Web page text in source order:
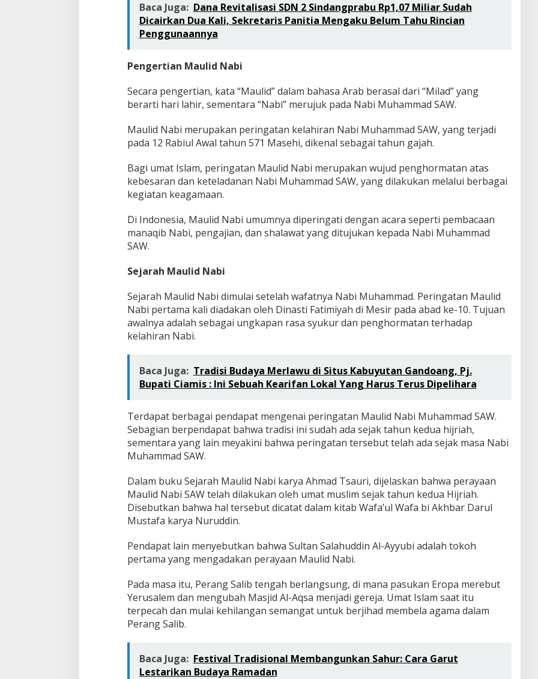
Baca Juga: Dana Revitalisasi SDN 2 Sindangprabu Rp1,07 Miliar Sudah
Dicairkan Dua Kali, Sekretaris Panitia Mengaku Belum Tahu Rincian
Penggunaannya
Pengertian Maulid Nabi
Secara pengertian, kata “Maulid” dalam bahasa Arab berasal dari “Milad” yang
berarti hari lahir, sementara “Nabi” merujuk pada Nabi Muhammad SAW.
Maulid Nabi merupakan peringatan kelahiran Nabi Muhammad SAW, yang terjadi
pada 12 Rabiul Awal tahun 571 Masehi, dikenal sebagai tahun gajah.
Bagi umat Islam, peringatan Maulid Nabi merupakan wujud penghormatan atas
kebesaran dan keteladanan Nabi Muhammad SAW, yang dilakukan melalui berbagai
kegiatan keagamaan.
Di Indonesia, Maulid Nabi umumnya diperingati dengan acara seperti pembacaan
manaqib Nabi, pengajian, dan shalawat yang ditujukan kepada Nabi Muhammad
SAW.
Sejarah Maulid Nabi
Sejarah Maulid Nabi dimulai setelah wafatnya Nabi Muhammad. Peringatan Maulid
Nabi pertama kali diadakan oleh Dinasti Fatimiyah di Mesir pada abad ke-10. Tujuan
awalnya adalah sebagai ungkapan rasa syukur dan penghormatan terhadap
kelahiran Nabi.
Baca Juga: Tradisi Budaya Merlawu di Situs Kabuyutan Gandoang, Pj.
Bupati Ciamis : Ini Sebuah Kearifan Lokal Yang Harus Terus Dipelihara
Terdapat berbagai pendapat mengenai peringatan Maulid Nabi Muhammad SAW.
Sebagian berpendapat bahwa tradisi ini sudah ada sejak tahun kedua hijriah,
sementara yang lain meyakini bahwa peringatan tersebut telah ada sejak masa Nabi
Muhammad SAW.
Dalam buku Sejarah Maulid Nabi karya Ahmad Tsauri, dijelaskan bahwa perayaan
Maulid Nabi SAW telah dilakukan oleh umat muslim sejak tahun kedua Hijriah.
Disebutkan bahwa hal tersebut dicatat dalam kitab Wafa’ul Wafa bi Akhbar Darul
Mustafa karya Nuruddin.
Pendapat lain menyebutkan bahwa Sultan Salahuddin Al-Ayyubi adalah tokoh
pertama yang mengadakan perayaan Maulid Nabi.
Pada masa itu, Perang Salib tengah berlangsung, di mana pasukan Eropa merebut
Yerusalem dan mengubah Masjid Al-Aqsa menjadi gereja. Umat Islam saat itu
terpecah dan mulai kehilangan semangat untuk berjihad membela agama dalam
Perang Salib.
Baca Juga: Festival Tradisional Membangunkan Sahur: Cara Garut
Lestarikan Budaya Ramadan